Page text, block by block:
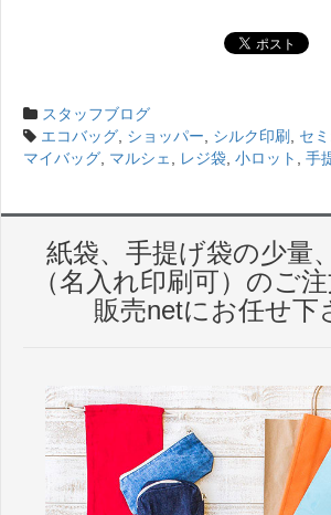
スタッフブログ
エコバッグ ショッパー シルク印刷 セ
マイバッグ マルシェ レジ袋 小ロット 手
紙袋、手提げ袋の少量
（名入れ印刷可）のご
販売netにお任せ下